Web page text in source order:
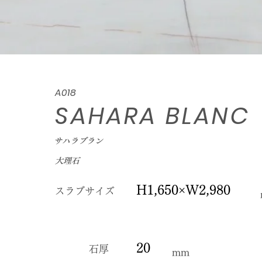
A018
SAHARA BLANC
サハラブラン
大理石
スラブサイズ H1,650×W2,980
石厚 20 mm